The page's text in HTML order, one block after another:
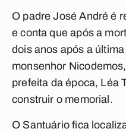
O padre José André é
e conta que após a
dois anos após a
monsenhor
prefeita da época, Léa
construir o memorial.
O Santuário fica